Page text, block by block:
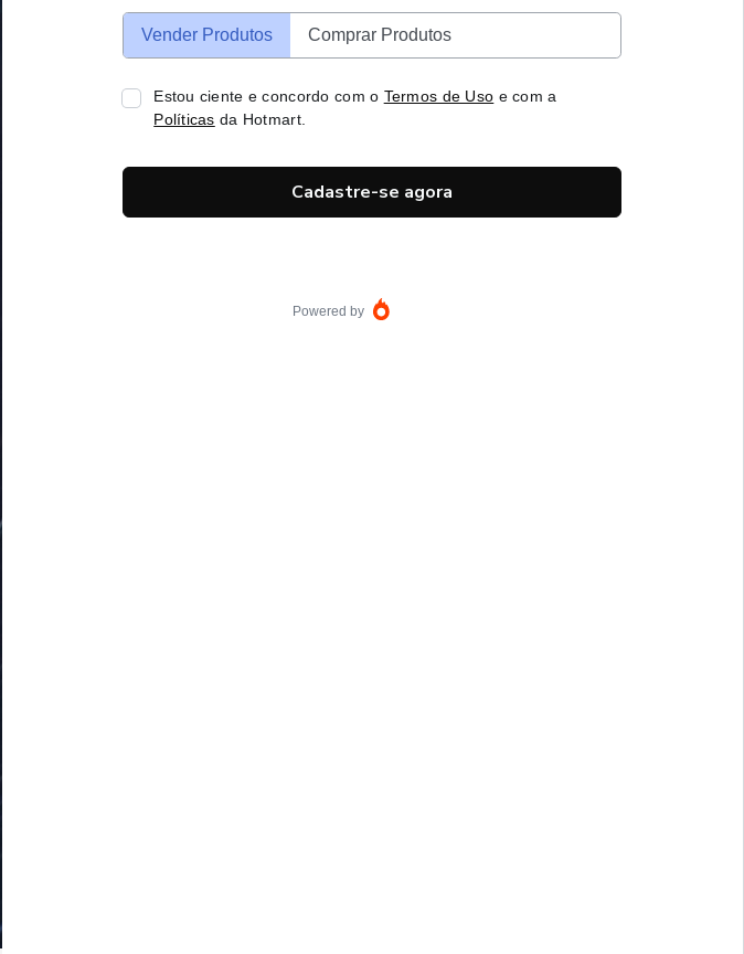
Vender Produtos Comprar Produtos
Estou ciente e concordo com o Termos de Uso e com a
Políticas da Hotmart.
Cadastre-se agora
Powered by